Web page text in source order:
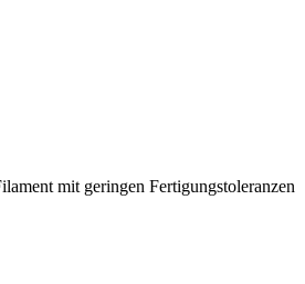
mit geringen Fertigungstoleranzen